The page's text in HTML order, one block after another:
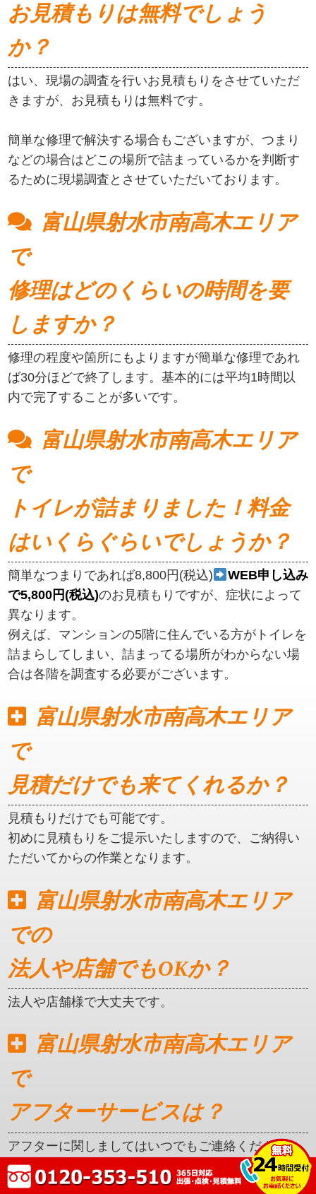
お見積もりは無料でしょう
か？
はい、現場の調査を行いお見積もりをさせていただ
きますが、お見積もりは無料です。
簡単な修理で解決する場合もございますが、つまり
などの場合はどこの場所で詰まっているかを判断す
るために現場調査とさせていただいております。
富山県射水市南高木エリア
で
修理はどのくらいの時間を要
しますか？
修理の程度や箇所にもよりますが簡単な修理であれ
ば30分ほどで終了します。基本的には平均1時間以
内で完了することが多いです。
富山県射水市南高木エリア
で
トイレが詰まりました！料金
はいくらぐらいでしょうか？
簡単なつまりであれば8,800円(税込)
WEB申し込み
で5,800円(税込)のお見積もりですが、症状によって
異なります。
例えば、マンションの5階に住んでいる方がトイレを
詰まらしてしまい、詰まってる場所がわからない場
合は各階を調査する必要がございます。
富山県射水市南高木エリア
で
見積だけでも来てくれるか？
見積もりだけでも可能です。
初めに見積もりをご提示いたしますので、ご納得い
ただいてからの作業となります。
富山県射水市南高木エリア
での
法人や店舗でもOKか？
法人や店舗様で大丈夫です。
富山県射水市南高木エリア
で
アフターサービスは？
アフターに関しましてはいつでもご連絡ください。
クレカ対応はしているか？